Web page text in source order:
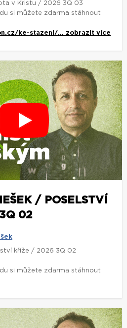
v Kristu / 2026 3Q 03
si můžete zdarma stáhnout
ke-stazeni/... zobrazit více
/ POSELSTVÍ
02
kříže / 2026 3Q 02
si můžete zdarma stáhnout